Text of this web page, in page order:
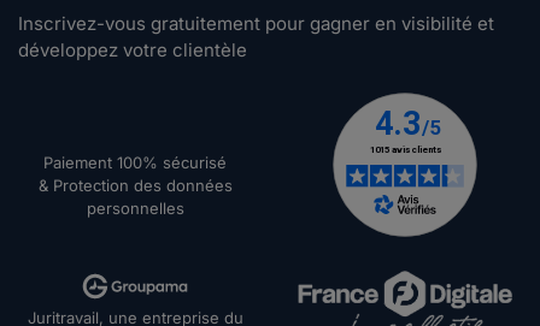
Inscrivez-vous gratuitement pour gagner en visibilité et
développez votre clientèle
Paiement 100% sécurisé
& Protection des données
personnelles
Juritravail, une entreprise du